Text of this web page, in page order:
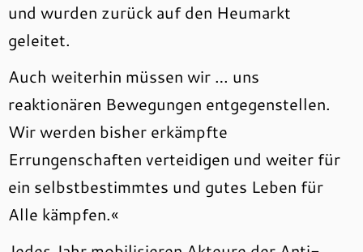
und wurden zurück auf den Heumarkt
geleitet.
Auch weiterhin müssen wir … uns
reaktionären Bewegungen entgegenstellen.
Wir werden bisher erkämpfte
Errungenschaften verteidigen und weiter für
ein selbstbestimmtes und gutes Leben für
Alle kämpfen.«